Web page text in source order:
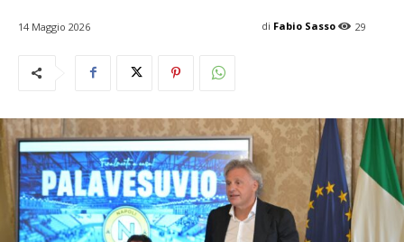
14 Maggio 2026 29
di Fabio Sasso